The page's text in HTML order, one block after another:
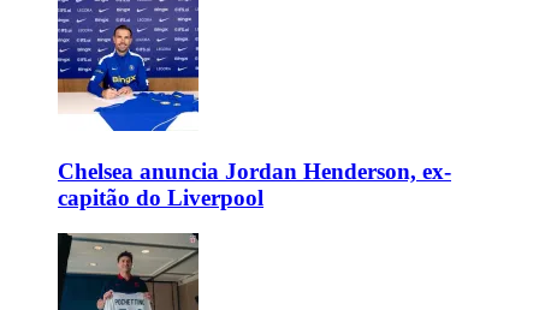
Chelsea anuncia Jordan Henderson, ex-
capitão do Liverpool